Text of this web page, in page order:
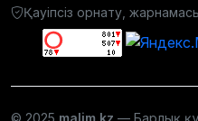
Қауіпсіз орнату,
© 2025 malim.kz — Барлық